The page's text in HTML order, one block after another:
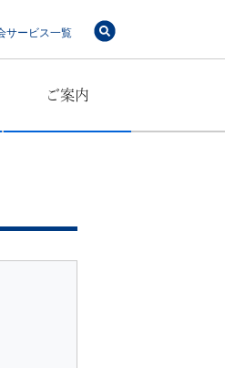
サービス一覧
ご案内